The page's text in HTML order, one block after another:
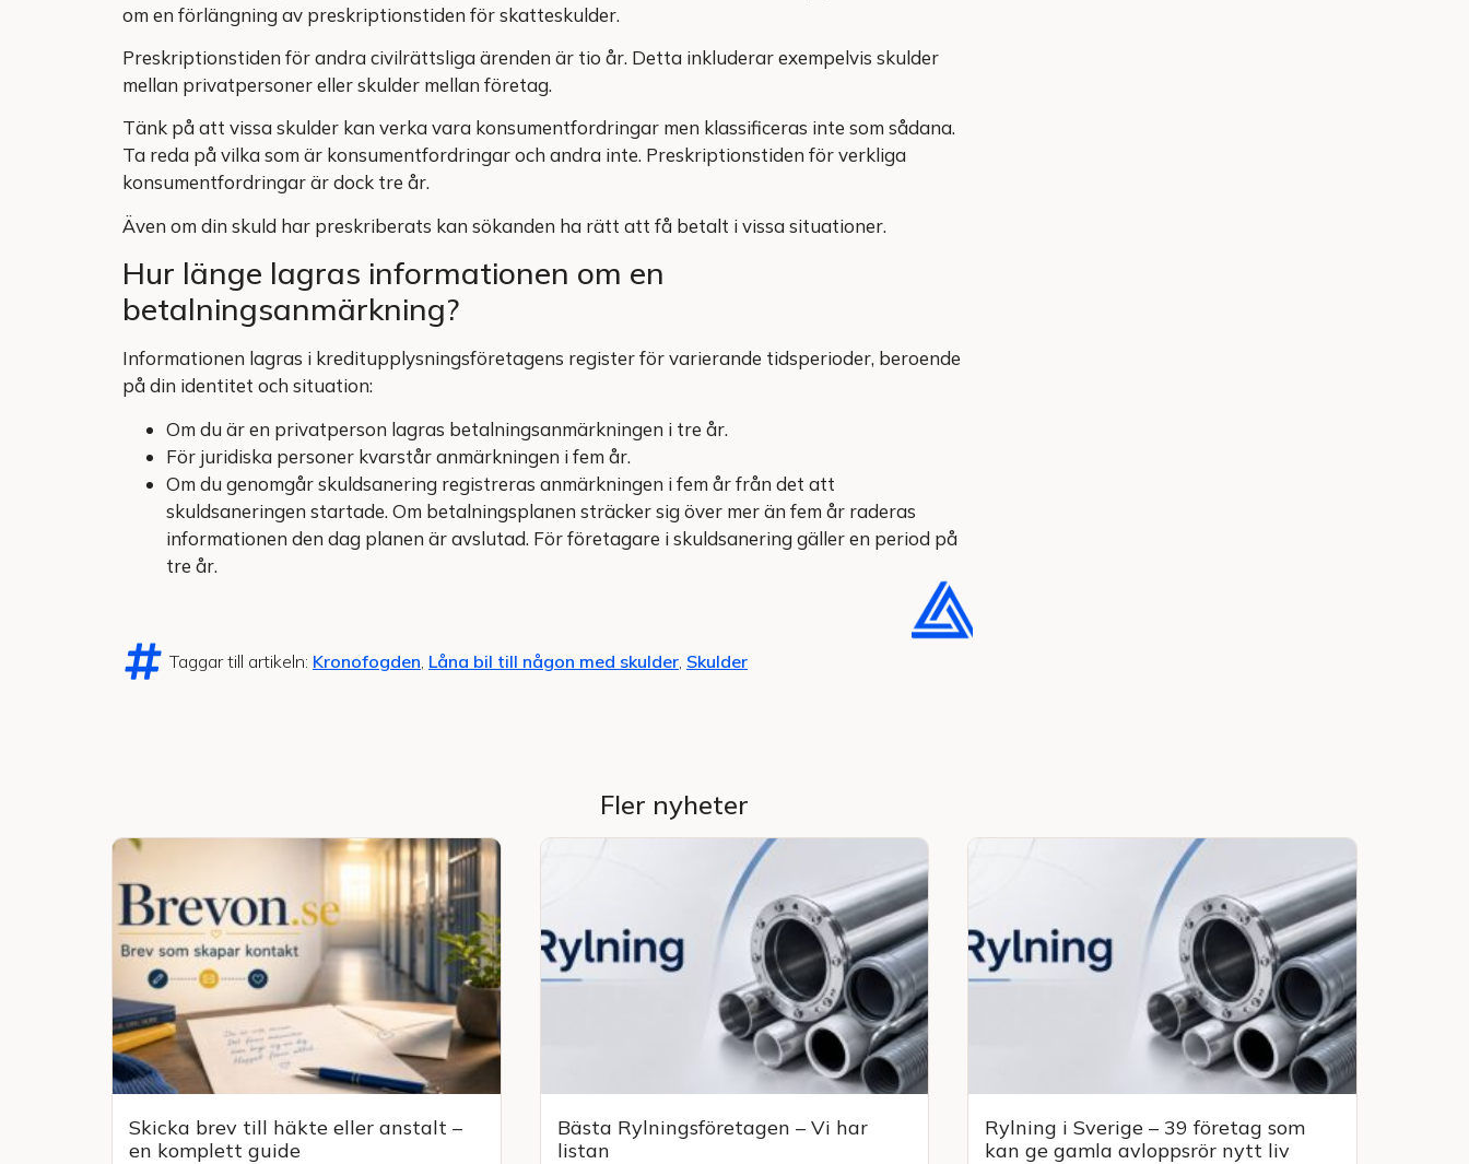
om en förlängning av preskriptionstiden för skatteskulder.
Preskriptionstiden för andra civilrättsliga ärenden är tio år. Detta inkluderar exempelvis skulder
mellan privatpersoner eller skulder mellan företag.
Tänk på att vissa skulder kan verka vara konsumentfordringar men klassificeras inte som sådana.
Ta reda på vilka som är konsumentfordringar och andra inte. Preskriptionstiden för verkliga
konsumentfordringar är dock tre år.
Även om din skuld har preskriberats kan sökanden ha rätt att få betalt i vissa situationer.
Hur länge lagras informationen om en
betalningsanmärkning?
Informationen lagras i kreditupplysningsföretagens register för varierande tidsperioder, beroende
på din identitet och situation:
Om du är en privatperson lagras betalningsanmärkningen i tre år.
För juridiska personer kvarstår anmärkningen i fem år.
Om du genomgår skuldsanering registreras anmärkningen i fem år från det att
skuldsaneringen startade. Om betalningsplanen sträcker sig över mer än fem år raderas
informationen den dag planen är avslutad. För företagare i skuldsanering gäller en period på
tre år.
Taggar till artikeln: Kronofogden Låna bil till någon med skulder Skulder
Fler nyheter
Skicka brev till häkte eller anstalt –
en komplett guide
Bästa Rylningsföretagen – Vi har
listan
Rylning i Sverige – 39 företag som
kan ge gamla avloppsrör nytt liv